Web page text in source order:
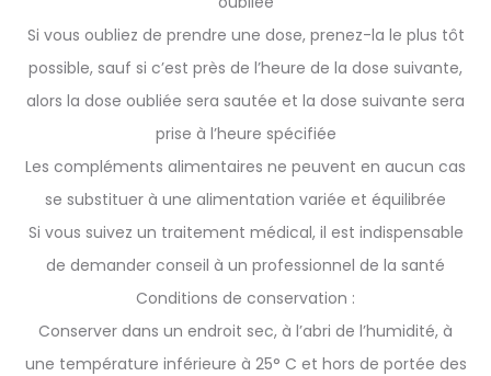
Si vous oubliez de prendre une dose, prenez-la le plus tôt
possible, sauf si c’est près de l’heure de la dose suivante,
alors la dose oubliée sera sautée et la dose suivante sera
prise à l’heure spécifiée
Les compléments alimentaires ne peuvent en aucun cas
se substituer à une alimentation variée et équilibrée
Si vous suivez un traitement médical, il est indispensable
de demander conseil à un professionnel de la santé
Conditions de conservation :
Conserver dans un endroit sec, à l’abri de l’humidité, à
une température inférieure à 25° C et hors de portée des